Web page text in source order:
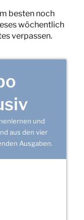
besten noch
wöchentlich
verpassen.
und
aus den vier
Ausgaben.